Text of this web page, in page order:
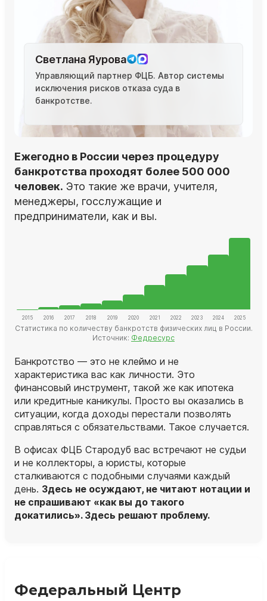
Светлана Яурова
Управляющий партнер ФЦБ. Автор системы
исключения рисков отказа суда в
банкротстве.
Ежегодно в России через процедуру
банкротства проходят более 500 000
человек. Это такие же врачи, учителя,
менеджеры, госслужащие и
предприниматели, как и вы.
Статистика по количеству банкротств физических лиц в России.
Источник: Федресурс
Банкротство — это не клеймо и не
характеристика вас как личности. Это
финансовый инструмент, такой же как ипотека
или кредитные каникулы. Просто вы оказались в
ситуации, когда доходы перестали позволять
справляться с обязательствами. Такое случается.
В офисах ФЦБ Стародуб вас встречают не судьи
и не коллекторы, а юристы, которые
сталкиваются с подобными случаями каждый
день. Здесь не осуждают, не читают нотации и
не спрашивают «как вы до такого
докатились». Здесь решают проблему.
Федеральный Центр